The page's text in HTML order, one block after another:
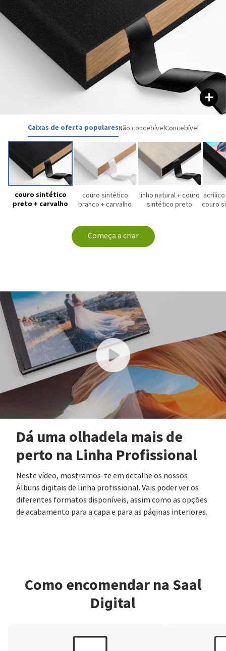
Caixas de oferta popularesNão concebívelConcebível
couro sintético
preto + carvalho
couro sintético
branco + carvalho
linho natural + couro
sintético preto
couro
Começa a criar
Dá uma olhadela mais de
perto na Linha Profissional
Neste vídeo, mostramos-te em detalhe os nossos
Álbuns digitais de linha profissional. Vais poder ver os
diferentes formatos disponíveis, assim como as opções
de acabamento para a capa e para as páginas interiores.
Como encomendar na Saal
Digital